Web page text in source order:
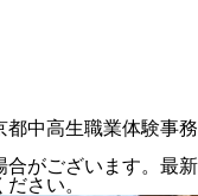
都中高生職業体験事務
合がございます。最新
さい。